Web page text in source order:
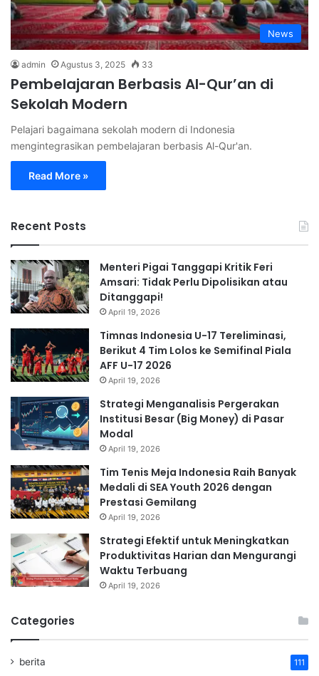
News
admin Agustus 3, 2025 33
Pembelajaran Berbasis Al-Qur’an di
Sekolah Modern
Pelajari bagaimana sekolah modern di Indonesia
mengintegrasikan pembelajaran berbasis Al-Qur'an.
Read More »
Recent Posts
Menteri Pigai Tanggapi Kritik Feri
Amsari: Tidak Perlu Dipolisikan atau
Ditanggapi!
April 19, 2026
Timnas Indonesia U-17 Tereliminasi,
Berikut 4 Tim Lolos ke Semifinal Piala
AFF U-17 2026
April 19, 2026
Strategi Menganalisis Pergerakan
Institusi Besar (Big Money) di Pasar
Modal
April 19, 2026
Tim Tenis Meja Indonesia Raih Banyak
Medali di SEA Youth 2026 dengan
Prestasi Gemilang
April 19, 2026
Strategi Efektif untuk Meningkatkan
Produktivitas Harian dan Mengurangi
Waktu Terbuang
April 19, 2026
Categories
berita 111